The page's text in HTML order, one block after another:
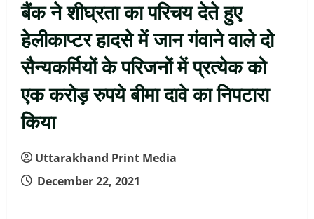
बैंक ने शीघ्रता का परिचय देते हुए
हेलीकाप्टर हादसे में जान गंवाने वाले दो
सैन्यकर्मियों के परिजनों में प्रत्येक को
एक करोड़ रुपये बीमा दावे का निपटारा
किया
Uttarakhand Print Media
December 22, 2021